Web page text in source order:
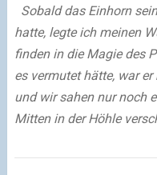
Sobald das Einhorn
hatte, legte ich meinen
finden in die Magie des
es vermutet hätte, war
und wir sahen nur noch
Mitten in der Höhle